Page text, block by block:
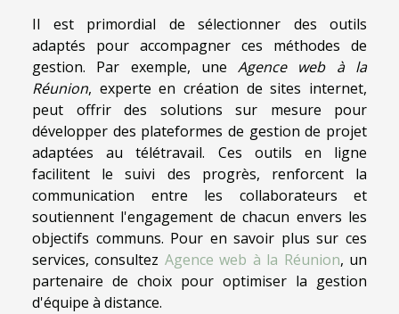
Il est primordial de sélectionner des outils
adaptés pour accompagner ces méthodes de
gestion. Par exemple, uneAgence web à la
Réunion, experte en création de sites internet,
peut offrir des solutions sur mesure pour
développer des plateformes de gestion de projet
adaptées au télétravail. Ces outils en ligne
facilitent le suivi des progrès, renforcent la
communication entre les collaborateurs et
soutiennent l'engagement de chacun envers les
objectifs communs. Pour en savoir plus sur ces
services, consultez Agence web à la Réunion, un
partenaire de choix pour optimiser la gestion
d'équipe à distance.